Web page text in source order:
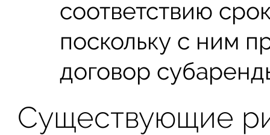
соответствию
поскольку с ним
договор
Существующие